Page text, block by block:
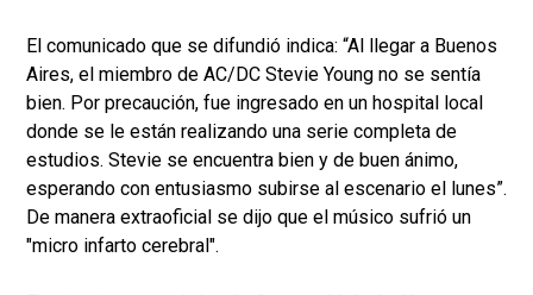
El comunicado que se difundió indica: “Al llegar a Buenos
Aires, el miembro de AC/DC Stevie Young no se sentía
bien. Por precaución, fue ingresado en un hospital local
donde se le están realizando una serie completa de
estudios. Stevie se encuentra bien y de buen ánimo,
esperando con entusiasmo subirse al escenario el lunes”.
De manera extraoficial se dijo que el músico sufrió un
"micro infarto cerebral".